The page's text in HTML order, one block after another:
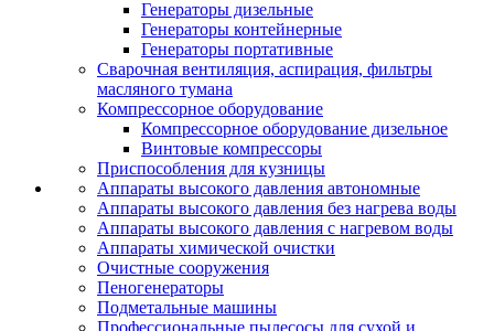
Генераторы дизельные
Генераторы контейнерные
Генераторы портативные
Сварочная вентиляция, аспирация, фильтры
масляного тумана
Компрессорное оборудование
Компрессорное оборудование дизельное
Винтовые компрессоры
Приспособления для кузницы
Аппараты высокого давления автономные
Аппараты высокого давления без нагрева воды
Аппараты высокого давления с нагревом воды
Аппараты химической очистки
Очистные сооружения
Пеногенераторы
Подметальные машины
Профессиональные пылесосы для сухой и